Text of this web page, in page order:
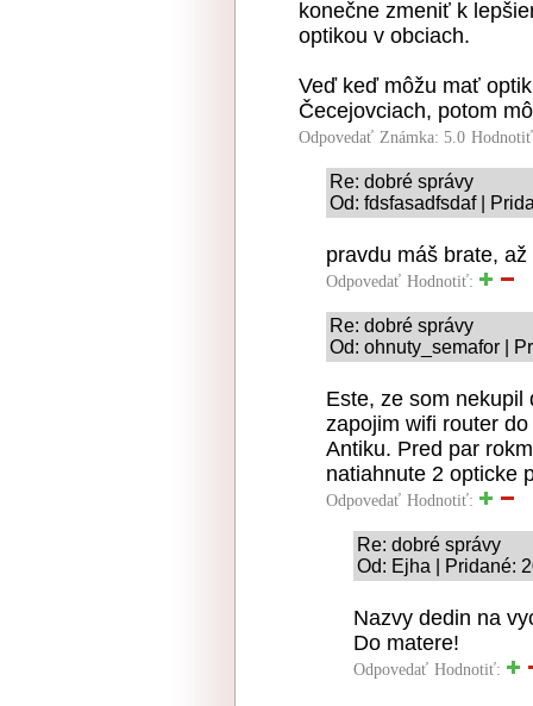
konečne zmeniť k
optikou v obciach.
Veď keď môžu mať
Čecejovciach, potom
Odpovedať Známka: 5.0
Re: dobré správy
Od: fdsfasadfsdaf |
pravdu máš brate,
Odpovedať Hodnotiť:
Re: dobré správy
Od: ohnuty_semafor |
Este, ze som nekupil
zapojim wifi router
Antiku. Pred par
natiahnute 2 opticke
Odpovedať Hodnotiť:
Re: dobré správy
Od: Ejha | Pridané:
Nazvy dedin na
Do matere!
Odpovedať Hodnotiť: